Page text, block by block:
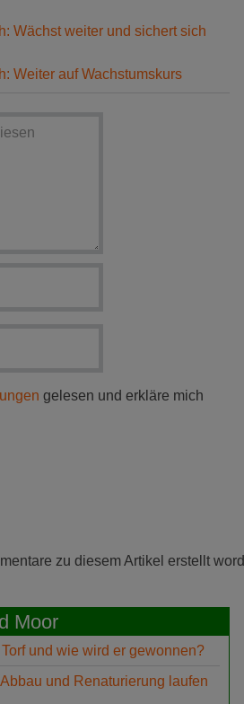
Wächst weiter und sichert sich
Weiter auf Wachstumskurs
gelesen und erkläre mich
zu diesem Artikel erstellt
Moor
und wie wird er gewonnen?
und Renaturierung laufen